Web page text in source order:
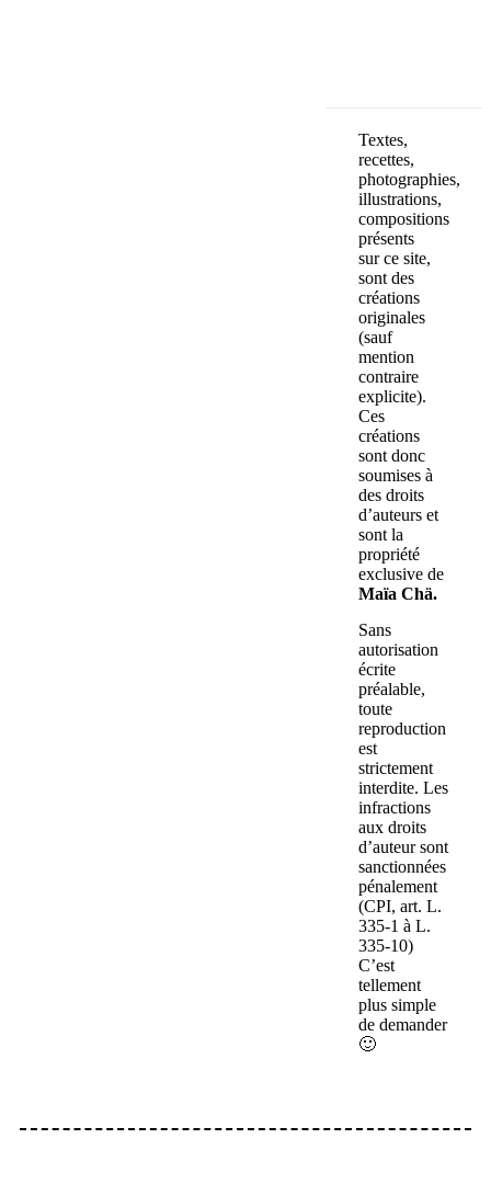
Textes,
recettes,
photographies,
illustrations,
compositions
présents
sur ce site,
sont des
créations
originales
(sauf
mention
contraire
explicite).
Ces
créations
sont donc
soumises à
des droits
d’auteurs et
sont la
propriété
exclusive de
Maïa Chä.
Sans
autorisation
écrite
préalable,
toute
reproduction
est
strictement
interdite. Les
infractions
aux droits
d’auteur sont
sanctionnées
pénalement
(CPI, art. L.
335-1 à L.
335-10)
C’est
tellement
plus simple
de demander
🙂